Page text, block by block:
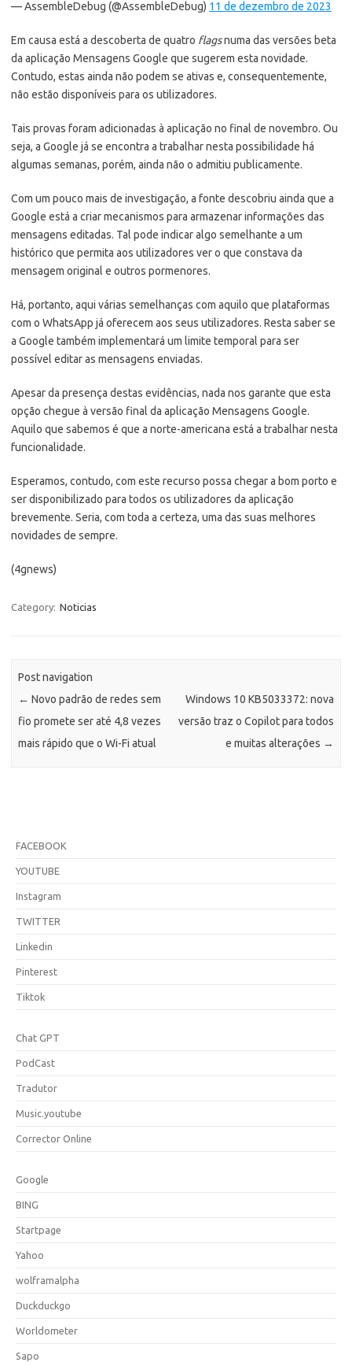
— AssembleDebug (@AssembleDebug) 11 de dezembro de 2023
Em causa está a descoberta de quatro flagsnuma das versões beta
da aplicação Mensagens Google que sugerem esta novidade.
Contudo, estas ainda não podem se ativas e, consequentemente,
não estão disponíveis para os utilizadores.
Tais provas foram adicionadas à aplicação no final de novembro. Ou
seja, a Google já se encontra a trabalhar nesta possibilidade há
algumas semanas, porém, ainda não o admitiu publicamente.
Com um pouco mais de investigação, a fonte descobriu ainda que a
Google está a criar mecanismos para armazenar informações das
mensagens editadas. Tal pode indicar algo semelhante a um
histórico que permita aos utilizadores ver o que constava da
mensagem original e outros pormenores.
Há, portanto, aqui várias semelhanças com aquilo que plataformas
com o WhatsApp já oferecem aos seus utilizadores. Resta saber se
a Google também implementará um limite temporal para ser
possível editar as mensagens enviadas.
Apesar da presença destas evidências, nada nos garante que esta
opção chegue à versão final da aplicação Mensagens Google.
Aquilo que sabemos é que a norte-americana está a trabalhar nesta
funcionalidade.
Esperamos, contudo, com este recurso possa chegar a bom porto e
ser disponibilizado para todos os utilizadores da aplicação
brevemente. Seria, com toda a certeza, uma das suas melhores
novidades de sempre.
(4gnews)
Category: Noticias
Post navigation
← Novo padrão de redes sem
fio promete ser até 4,8 vezes
mais rápido que o Wi-Fi atual
Windows 10 KB5033372: nova
versão traz o Copilot para todos
e muitas alterações →
FACEBOOK
YOUTUBE
Instagram
TWITTER
Linkedin
Pinterest
Tiktok
Chat GPT
PodCast
Tradutor
Music.youtube
Corrector Online
Google
BING
Startpage
Yahoo
wolframalpha
Duckduckgo
Worldometer
Sapo